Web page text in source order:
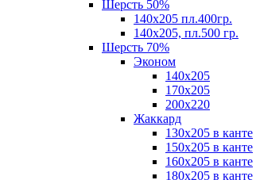
Шерсть 50%
140х205 пл.400гр.
140х205, пл.500 гр.
Шерсть 70%
Эконом
140х205
170х205
200х220
Жаккард
130х205 в канте
150х205 в канте
160х205 в канте
180х205 в канте